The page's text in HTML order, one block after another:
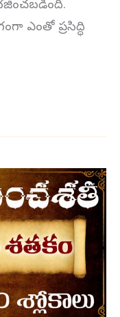
ఎంతో ప్రసిద్ధి